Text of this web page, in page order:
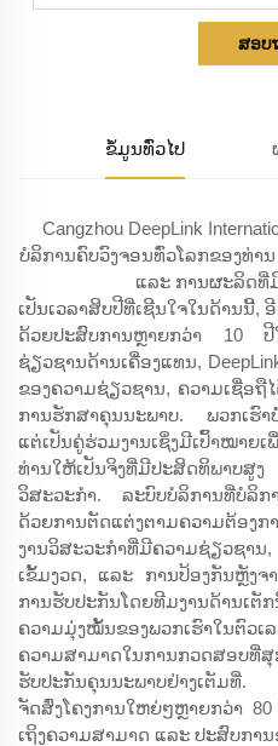
ສອບ
ຂໍ້ມູນທົ່ວໄປ
Cangzhou DeepLink
ບໍລິການຄົບວົງຈອນທົ່ວໂລກຂອງທ່າ
ແລະ ການຜະລິດທີ່
ເປັນເວລາສິບປີທີ່ເຊີນໃຈໃນດ້ານນີ້,
ດ້ວຍປະສົບການຫຼາຍກວ່າ 10 ປີໃ
ຊ່ຽວຊານດ້ານເຄື່ອງແທນ,
ຂອງຄວາມຊ່ຽວຊານ, ຄວາມເຊື່ອຖື
ການຮັກສາຄຸນນະພາບ. ພວກເຮົາ
ແຕ່ເປັນຄູ່ຮ່ວມງານເຊິ່ງມີເປົ້າໝາຍ
ທ່ານໃຫ້ເປັນຈິງທີ່ມີປະສິດທິພາບ
ວິສະວະກຳ. ລະບົບບໍລິການທີ່ບໍລິກ
ດ້ວຍການຕັດແຕ່ງຕາມຄວາມຕ້ອ
ງານວິສະວະກຳທີ່ມີຄວາມຊ່ຽວຊ
ເຂັ້ມງວດ, ແລະ ການປ້ອງກັນຫຼັງຈ
ການຮັບປະກັນໂດຍທີມງານດ້ານເຕັ
ຄວາມມຸ່ງໝັ້ນຂອງພວກເຮົາໃນຕົວເ
ຄວາມສາມາດໃນການກວດສອບ
ຮັບປະກັນຄຸນນະພາບຢ່າງເຕັມທີ່.
ຈັດສົ່ງໂຄງການໃຫຍ່ໆຫຼາຍກວ່າ
ເຖິງຄວາມສາມາດ ແລະ ປະສົບການ